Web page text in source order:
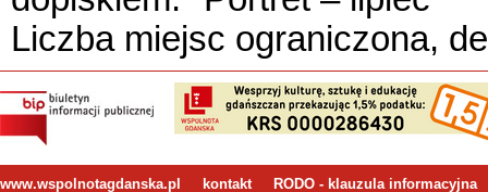
Liczba miejsc ograniczona,
www.wspolnotagdanska.pl kontakt RODO - klauzula informacyjna